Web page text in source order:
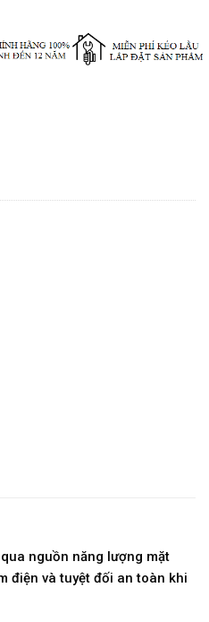
số lượng
nguồn năng lượng mặt
điện và tuyệt đối an toàn khi